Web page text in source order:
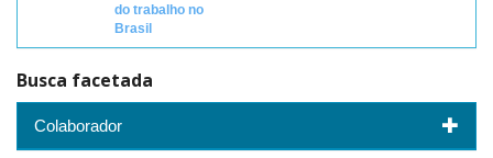
do trabalho no
Brasil
Busca facetada
Colaborador